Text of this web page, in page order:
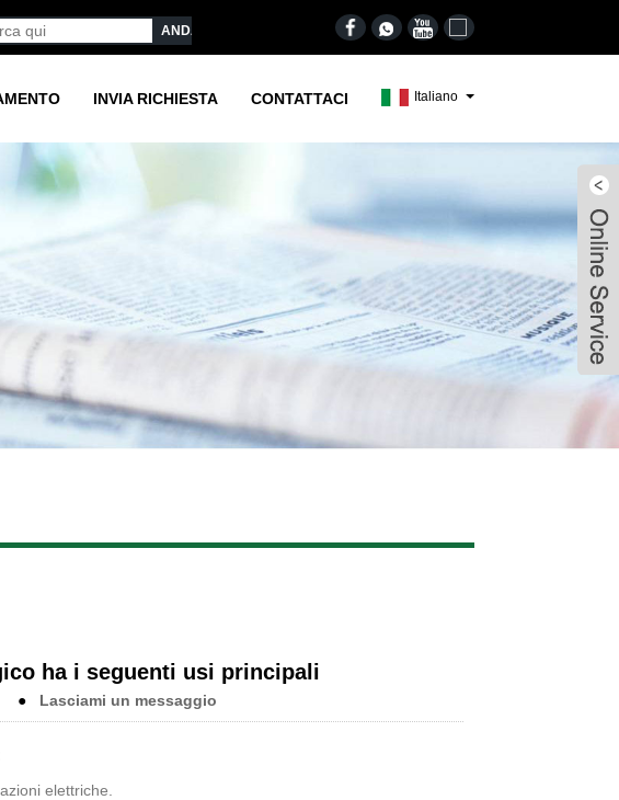
Italiano
INVIA RICHIESTA CONTATTACI
ha i seguenti usi principali
● Lasciami un messaggio
elettriche.